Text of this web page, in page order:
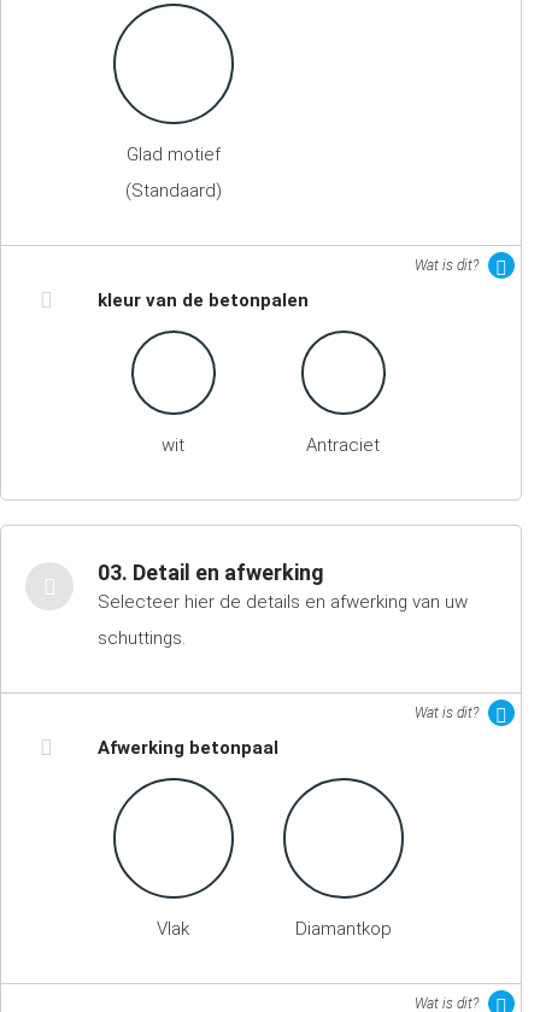
Glad motief
(Standaard)
Wat is dit?
kleur van de betonpalen
wit Antraciet
03. Detail en afwerking
Selecteer hier de details en afwerking van uw
schuttings.
Wat is dit?
Afwerking betonpaal
Vlak Diamantkop
Wat is dit?